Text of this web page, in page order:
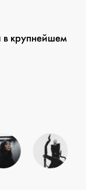
в крупнейшем